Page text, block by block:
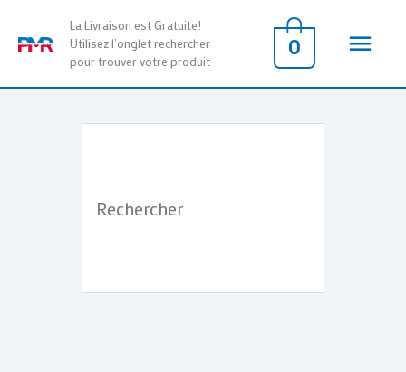
La Livraison est Gratuite!
Utilisez l'onglet rechercher
pour trouver votre produit
0